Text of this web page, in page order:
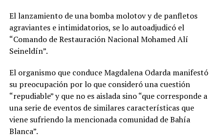
El lanzamiento de una bomba molotov y de panfletos
agraviantes e intimidatorios, se lo autoadjudicó el
“Comando de Restauración Nacional Mohamed Alí
Seineldín”.
El organismo que conduce Magdalena Odarda manifestó
su preocupación por lo que consideró una cuestión
“repudiable” y que no es aislada sino “que corresponde a
una serie de eventos de similares características que
viene sufriendo la mencionada comunidad de Bahía
Blanca”.